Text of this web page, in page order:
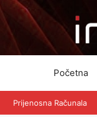
Početna
Prijenosna Računala